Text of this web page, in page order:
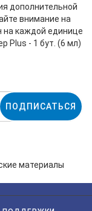
дополнительной
внимание на
на каждой единице
Plus - 1 бут. (6 мл)
ПОДПИСАТЬСЯ